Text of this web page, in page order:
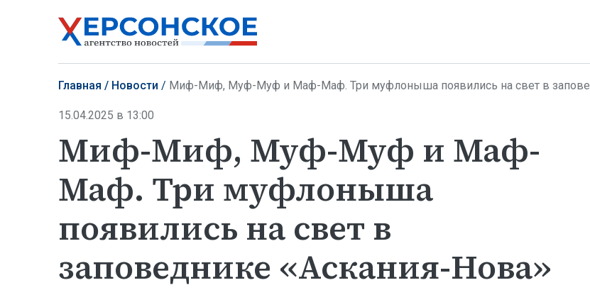
Главная Новости Миф-Миф, Муф-Муф и Маф-Маф. Три муфлоныша появились на свет в заповеднике «Аскания-Нова»
15.04.2025 в 13:00
Миф-Миф, Муф-Муф и Маф-
Маф. Три муфлоныша
появились на свет в
заповеднике «Аскания-Нова»